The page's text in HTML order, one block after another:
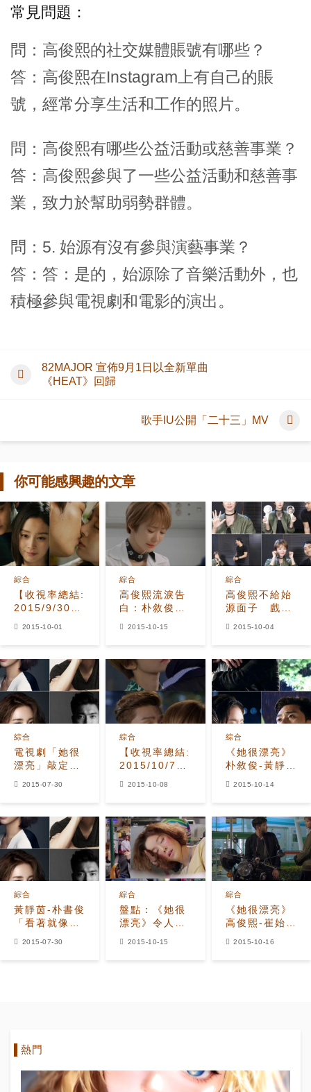
常見問題：
問：高俊熙的社交媒體賬號有哪些？
答：高俊熙在Instagram上有自己的賬
號，經常分享生活和工作的照片。
問：高俊熙有哪些公益活動或慈善事業？
答：高俊熙參與了一些公益活動和慈善事
業，致力於幫助弱勢群體。
問：5. 始源有沒有參與演藝事業？
答：答：是的，始源除了音樂活動外，也
積極參與電視劇和電影的演出。
82MAJOR 宣佈9月1日以全新單曲
《HEAT》回歸
歌手IU公開「二十三」MV
你可能感興趣的文章
【收視率總結:
2015/9/30(三)】
癌被瞞在鼓裡
綜合
2015-10-01
高俊熙流淚告
白：朴敘俊也
綜合
2015-10-15
高俊熙不給始
源面子 戲裡
綜合
2015-10-04
電視劇「她很
漂亮」敲定演
綜合
2015-07-30
【收視率總結:
2015/10/7(三)】
水木冠軍
綜合
2015-10-08
《她很漂亮》
朴敘俊-黃靜茵
綜合
2015-10-14
黃靜茵-朴書俊
「看著就像情
綜合
2015-07-30
盤點：《她很
漂亮》令人怦
綜合
2015-10-15
《她很漂亮》
高俊熙-崔始源
綜合
2015-10-16
熱門